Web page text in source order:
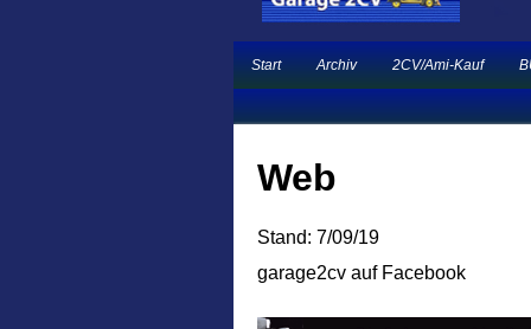
Start Archiv 2CV/Ami-Kauf
Web
Stand: 7/09/19
garage2cv auf Facebook